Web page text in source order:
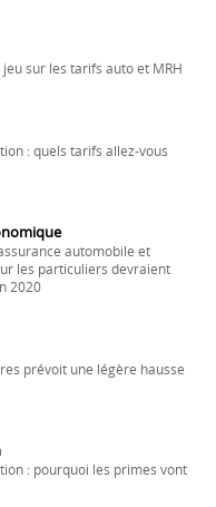
sur les tarifs auto et MRH
: quels tarifs allez-vous
automobile et
les particuliers devraient
2020
prévoit une légère hausse
: pourquoi les primes vont